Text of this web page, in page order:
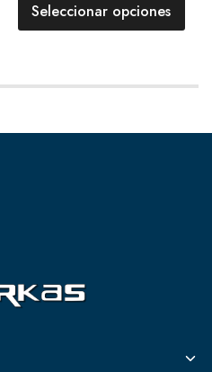
Seleccionar opciones